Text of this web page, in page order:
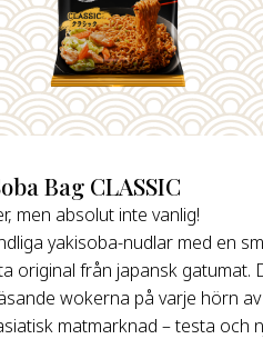
Bag CLASSIC
men absolut inte vanlig!
yakisoba-nudlar med en
original från japansk gatumat.
wokerna på varje hörn
matmarknad – testa och